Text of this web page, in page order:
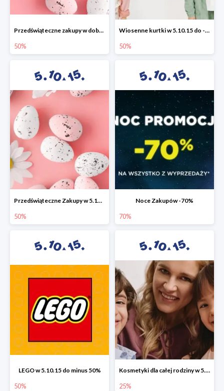
Przedświąteczne zakupy w dobrym stylu -50%
50%
Wiosenne kurtki w 5.10.15 do -50%
50%
Przedświąteczne Zakupy w 5.10.15 do -50%
50%
Noce Zakupów -70%
70%
LEGO w 5.10.15 do minus 50%
50%
Kosmetyki dla całej rodziny w 5.10.15 do -25%
25%